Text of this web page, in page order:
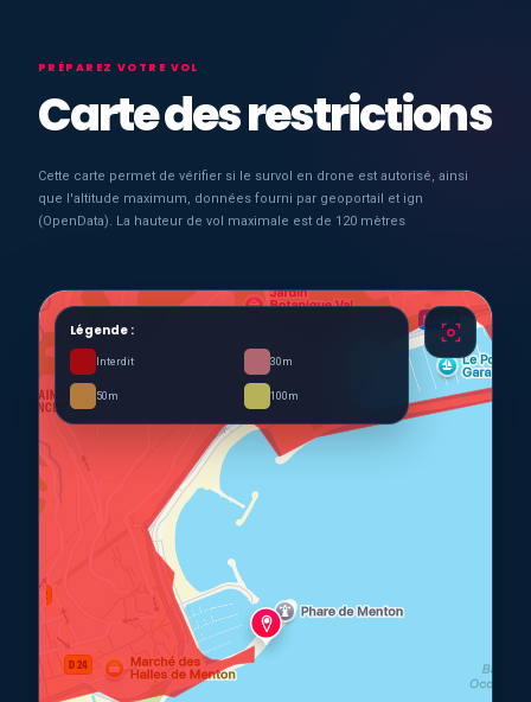
PRÉPAREZ VOTRE VOL
Carte des restrictions
Cette carte permet de vérifier si le survol en drone est autorisé, ainsi
que l'altitude maximum, données fourni par geoportail et ign
(OpenData). La hauteur de vol maximale est de 120 mètres
Légende :
Interdit 30m
50m 100m